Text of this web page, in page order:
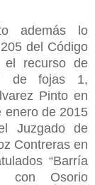
además lo
del Código
el recurso de
de fojas 1,
Pinto en
enero de 2015
Juzgado de
Contreras en
“Barría
con Osorio